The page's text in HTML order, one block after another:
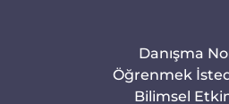
Danışma
Öğrenmek
Bilimsel